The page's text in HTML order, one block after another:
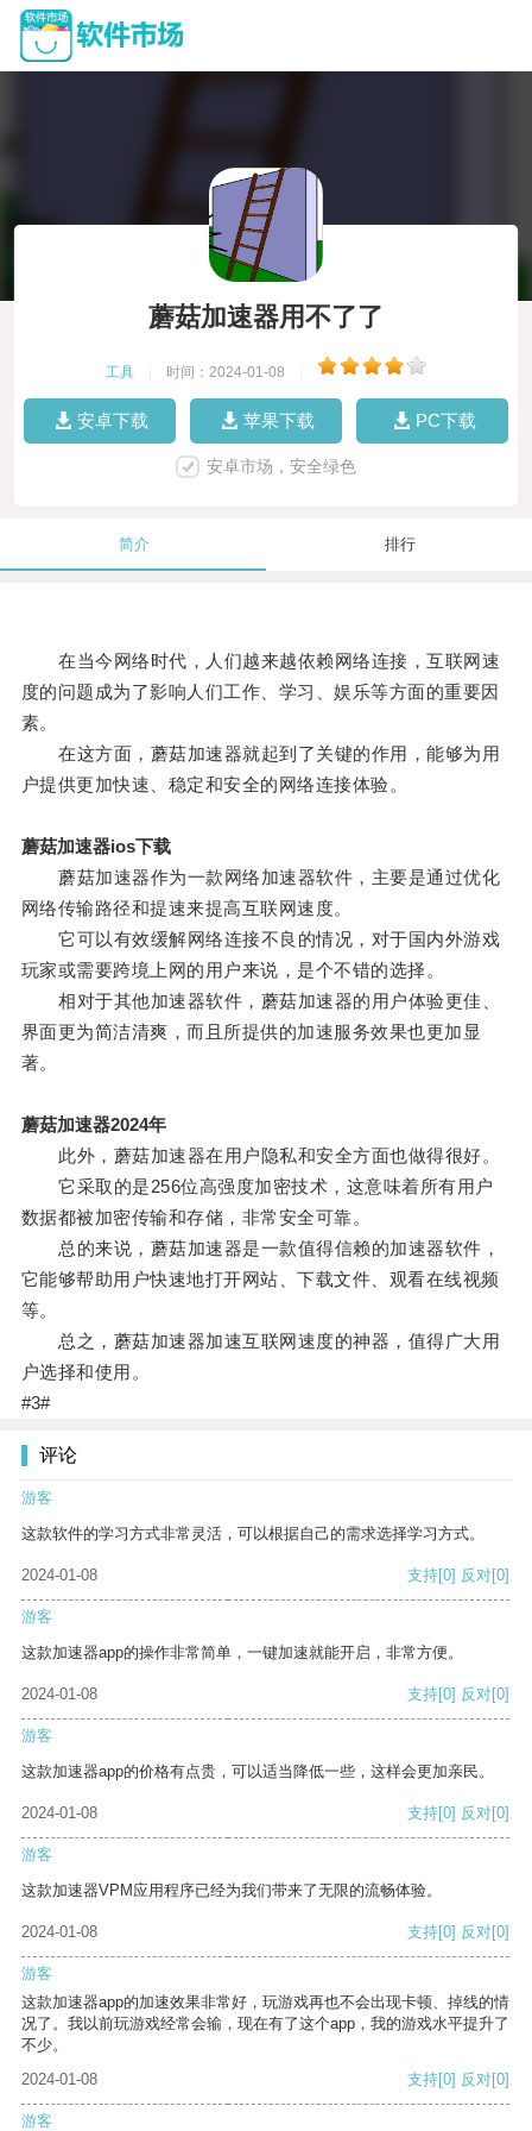
蘑菇加速器用不了了
工具 时间：2024-01-08
安卓下载 苹果下载 PC下载
安卓市场，安全绿色
简介 排行
在当今网络时代，人们越来越依赖网络连接，互联网速
度的问题成为了影响人们工作、学习、娱乐等方面的重要因
素。
在这方面，蘑菇加速器就起到了关键的作用，能够为用
户提供更加快速、稳定和安全的网络连接体验。
蘑菇加速器ios下载
蘑菇加速器作为一款网络加速器软件，主要是通过优化
网络传输路径和提速来提高互联网速度。
它可以有效缓解网络连接不良的情况，对于国内外游戏
玩家或需要跨境上网的用户来说，是个不错的选择。
相对于其他加速器软件，蘑菇加速器的用户体验更佳、
界面更为简洁清爽，而且所提供的加速服务效果也更加显
著。
蘑菇加速器2024年
此外，蘑菇加速器在用户隐私和安全方面也做得很好。
它采取的是256位高强度加密技术，这意味着所有用户
数据都被加密传输和存储，非常安全可靠。
总的来说，蘑菇加速器是一款值得信赖的加速器软件，
它能够帮助用户快速地打开网站、下载文件、观看在线视频
等。
总之，蘑菇加速器加速互联网速度的神器，值得广大用
户选择和使用。
#3#
评论
游客
这款软件的学习方式非常灵活，可以根据自己的需求选择学习方式。
2024-01-08 支持[0] 反对[0]
游客
这款加速器app的操作非常简单，一键加速就能开启，非常方便。
2024-01-08 支持[0] 反对[0]
游客
这款加速器app的价格有点贵，可以适当降低一些，这样会更加亲民。
2024-01-08 支持[0] 反对[0]
游客
这款加速器VPM应用程序已经为我们带来了无限的流畅体验。
2024-01-08 支持[0] 反对[0]
游客
这款加速器app的加速效果非常好，玩游戏再也不会出现卡顿、掉线的情
况了。我以前玩游戏经常会输，现在有了这个app，我的游戏水平提升了
不少。
2024-01-08
支持[0] 反对[0]
游客